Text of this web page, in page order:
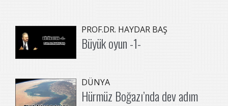
PROF.DR. HAYDAR BAŞ
Büyük oyun -1-
DÜNYA
Hürmüz Boğazı’nda dev adım